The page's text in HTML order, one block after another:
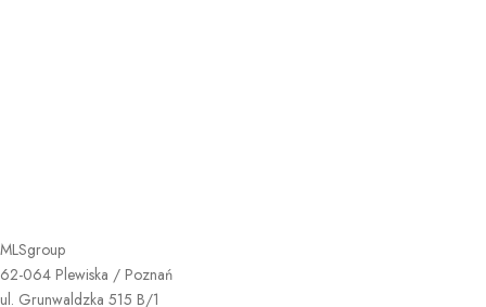
MLSgroup
62-064 Plewiska / Poznań
ul. Grunwaldzka 515 B/1